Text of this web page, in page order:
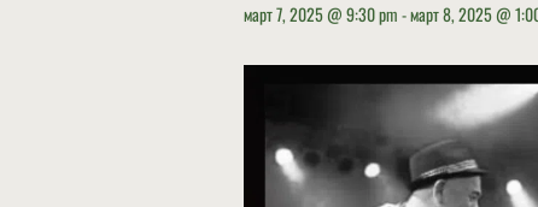
март 7, 2025 @ 9:30 pm-март 8, 2025 @